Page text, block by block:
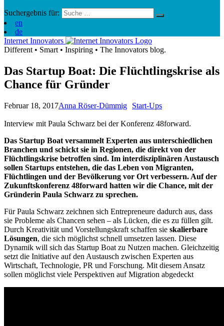
Suchergebnis für:
en
de
Internet Innovators
Different • Smart • Inspiring • The Innovators blog.
Das Startup Boat: Die Flüchtlingskrise als
Chance für Gründer
Februar 18, 2017Anna Röser-Dümmig Start-Ups
Interview mit Paula Schwarz bei der Konferenz 48forward.
Das Startup Boat versammelt Experten aus unterschiedlichen
Branchen und schickt sie in Regionen, die direkt von der
Flüchtlingskrise betroffen sind. Im interdisziplinären Austausch
sollen Startups entstehen, die das Leben von Migranten,
Flüchtlingen und der Bevölkerung vor Ort verbessern. Auf der
Zukunftskonferenz 48forward hatten wir die Chance, mit der
Gründerin Paula Schwarz zu sprechen.
Für Paula Schwarz zeichnen sich Entrepreneure dadurch aus, dass
sie Probleme als Chancen sehen – als Lücken, die es zu füllen gilt.
Durch Kreativität und Vorstellungskraft schaffen sie skalierbare
Lösungen, die sich möglichst schnell umsetzen lassen. Diese
Dynamik will sich das Startup Boat zu Nutzen machen. Gleichzeitig
setzt die Initiative auf den Austausch zwischen Experten aus
Wirtschaft, Technologie, PR und Forschung. Mit diesem Ansatz
sollen möglichst viele Perspektiven auf Migration abgedeckt